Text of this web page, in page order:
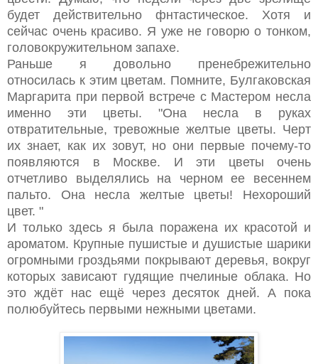
будет действительно фнтастическое. Хотя и
сейчас очень красиво. Я уже не говорю о тонком,
головокружительном запахе.
Раньше я довольно пренебрежительно
относилась к этим цветам. Помните, Булгаковская
Маргарита при первой встрече с Мастером несла
именно эти цветы. "Она несла в руках
отвратительные, тревожные желтые цветы. Черт
их знает, как их зовут, но они первые почему-то
появляются в Москве. И эти цветы очень
отчетливо выделялись на черном ее весеннем
пальто. Она несла желтые цветы! Нехороший
цвет. "
И только здесь я была поражена их красотой и
ароматом. Крупные пушистые и душистые шарики
огромными гроздьями покрывают деревья, вокруг
которых зависают гудящие пчелиные облака. Но
это ждёт нас ещё через десяток дней. А пока
полюбуйтесь первыми нежными цветами.